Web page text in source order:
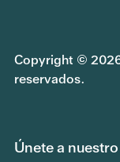
Copyright ©
reservados.
Únete a